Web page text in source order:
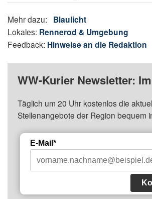
Mehr dazu: Blaulicht
Lokales: Rennerod & Umgebung
Feedback: Hinweise an die Redaktion
WW-Kurier Newsletter:
Täglich um 20 Uhr kostenlos die
Stellenangebote der Region bequem
E-Mail*